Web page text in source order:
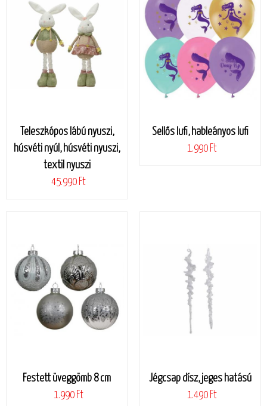
Teleszkópos lábú nyuszi,
húsvéti nyúl, húsvéti nyuszi,
textil nyuszi
45.990 Ft
Sellős lufi, hableányos lufi
1.990 Ft
Festett üveggömb 8 cm
1.990 Ft
Jégcsap dísz, jeges hatású
1.490 Ft